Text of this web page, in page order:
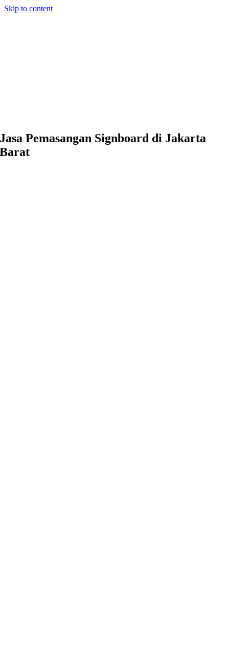
Skip to content
Jasa Pemasangan Signboard di Jakarta
Barat